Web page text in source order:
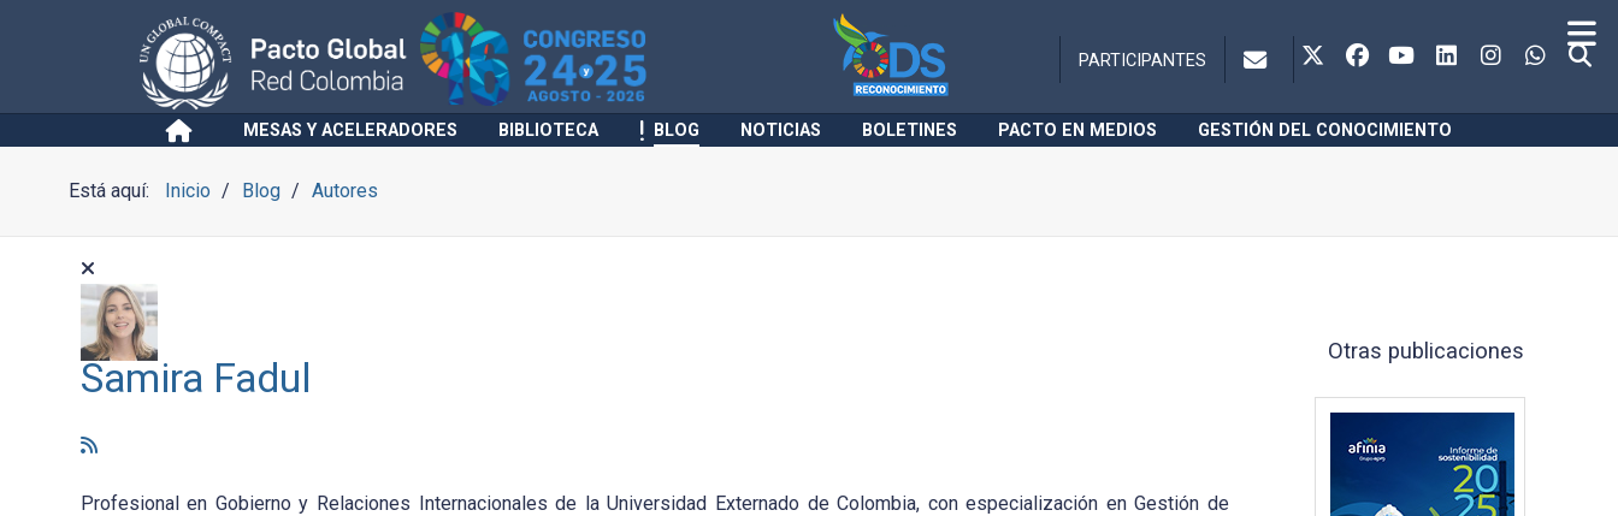
PARTICIPANTES
MESAS Y ACELERADORES BIBLIOTECA BLOG NOTICIAS BOLETINES PACTO EN MEDIOS GESTIÓN DEL CONOCIMIENTO
Está aquí: Inicio Blog Autores
Samira Fadul
Profesional en Gobierno y Relaciones Internacionales de la Universidad Externado de Colombia, con especialización en Gestión de
Otras publicaciones